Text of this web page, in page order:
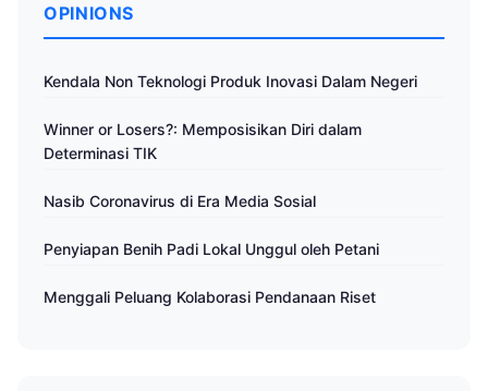
OPINIONS
Kendala Non Teknologi Produk Inovasi Dalam Negeri
Winner or Losers?: Memposisikan Diri dalam
Determinasi TIK
Nasib Coronavirus di Era Media Sosial
Penyiapan Benih Padi Lokal Unggul oleh Petani
Menggali Peluang Kolaborasi Pendanaan Riset